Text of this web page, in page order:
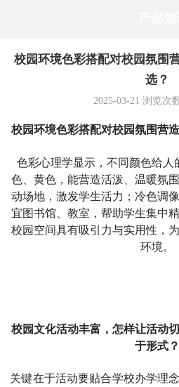
校园环境色彩搭配对校园氛围
选？
2025-03-21 浏览次
校园环境色彩搭配对校园氛围营
色彩心理学显示，不同颜色给人
色、黄色，能营造活泼、温暖氛
动场地，激发学生活力；冷色调
宜图书馆、教室，帮助学生集中
校园空间具有吸引力与实用性，
环境。
校园文化活动丰富，怎样让活动
于形式？
关键在于活动要贴合学校办学理